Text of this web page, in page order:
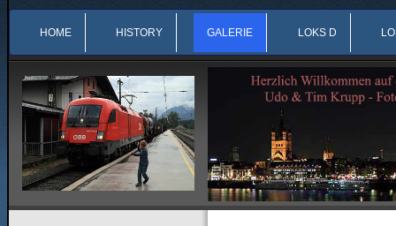
HOME HISTORY GALERIE LOKS D